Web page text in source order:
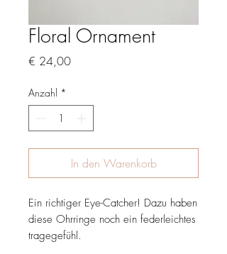
Floral Ornament
€ 24,00Preis
Anzahl *
In den Warenkorb
Ein richtiger Eye-Catcher! Dazu haben
diese Ohrringe noch ein federleichtes
tragegefühl.